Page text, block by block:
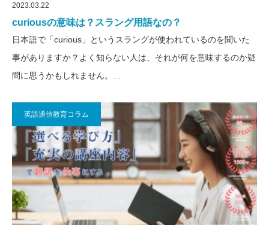
2023.03.22
curiousの意味は？スラング用語なの？
日本語で「curious」というスラングが使われているのを聞いた
事がありますか？よく知らない人は、それが何を意味するのか疑
問に思うかもしれません。…
英語通信教育コラム